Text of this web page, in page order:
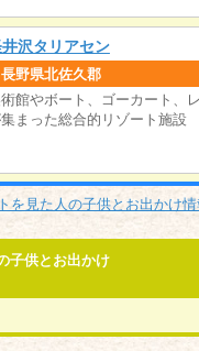
沢タリアセン
長野県北佐久郡
館やボート、ゴーカート、
まった総合的リゾート施設
を見た人の子供とお出かけ
子供とお出かけ